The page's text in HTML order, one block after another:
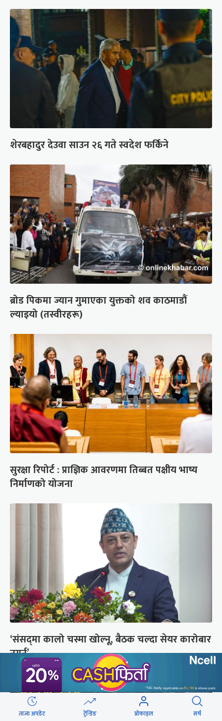
शेरबहादुर देउवा साउन २६ गते स्वदेश फर्किने
ब्रोड पिकमा ज्यान गुमाएका युक्तको शव काठमाडौं
ल्याइयो (तस्वीरहरू)
सुरक्षा रिपोर्ट : प्राज्ञिक आवरणमा तिब्बत पक्षीय भाष्य
निर्माणको योजना
‘संसद्‍मा कालो चस्मा खोल्नू, बैठक चल्दा सेयर कारोबार
नगर्नू’
ताजा अपडेट ट्रेन्डिङ प्रोफाइल सर्च